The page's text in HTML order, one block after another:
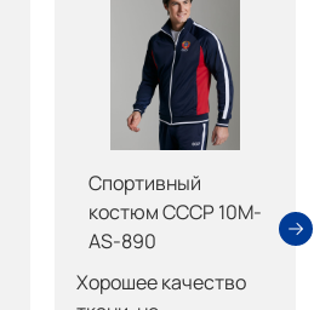
Спортивный
костюм СССР 10M-
AS-890
Хорошее качество